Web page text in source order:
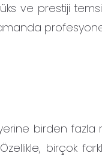
ve prestiji
birden fazla
Özellikle, birçok